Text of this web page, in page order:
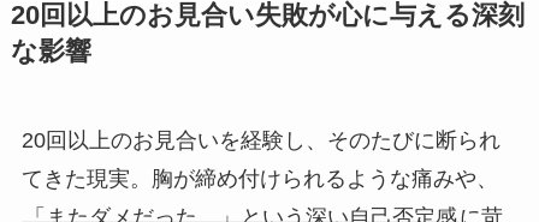
20回以上のお見合い失敗が心に与える深刻
な影響
20回以上のお見合いを経験し、そのたびに断られ
てきた現実。胸が締め付けられるような痛みや、